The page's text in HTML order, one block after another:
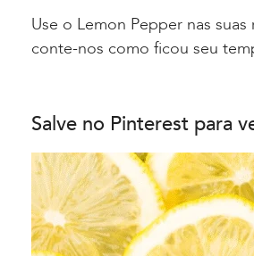
Use o Lemon Pepper nas suas
conte-nos como ficou seu
Salve no Pinterest para